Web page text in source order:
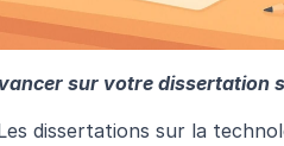
sur votre dissertation
dissertations sur la